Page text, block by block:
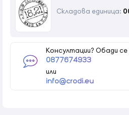
Складова единица:
Консултации? Обади се
0877674933
или
info@crodi.eu